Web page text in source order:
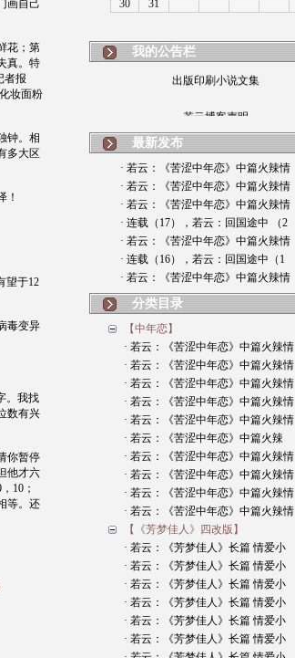
画自己
花；第
真。特
者报
妆面粉
钟。相
多大区
！
望于12
毒变异
。我找
数有兴
你暂停
他才六
， 10；
等。还
我的公告栏
最新发布
· 若云：《苦涩中年恋》中篇火辣情
· 若云：《苦涩中年恋》中篇火辣情
· 若云：《苦涩中年恋》中篇火辣情
· 连载（17），若云：回国途中 （2
· 若云：《苦涩中年恋》中篇火辣情
· 连载（16），若云：回国途中（1
· 若云：《苦涩中年恋》中篇火辣情
分类目录
【中年恋】
· 若云：《苦涩中年恋》中篇火辣情
· 若云：《苦涩中年恋》中篇火辣情
· 若云：《苦涩中年恋》中篇火辣情
· 若云：《苦涩中年恋》中篇火辣情
· 若云：《苦涩中年恋》中篇火辣情
· 若云：《苦涩中年恋》中篇火辣
· 若云：《苦涩中年恋》中篇火辣情
· 若云：《苦涩中年恋》中篇火辣情
· 若云：《苦涩中年恋》中篇火辣情
· 若云：《苦涩中年恋》中篇火辣情
【《芳梦佳人》四改版】
· 若云：《芳梦佳人》长篇 情爱小
· 若云：《芳梦佳人》长篇 情爱小
· 若云：《芳梦佳人》长篇 情爱小
· 若云：《芳梦佳人》长篇 情爱小
· 若云：《芳梦佳人》长篇 情爱小
· 若云：《芳梦佳人》长篇 情爱小